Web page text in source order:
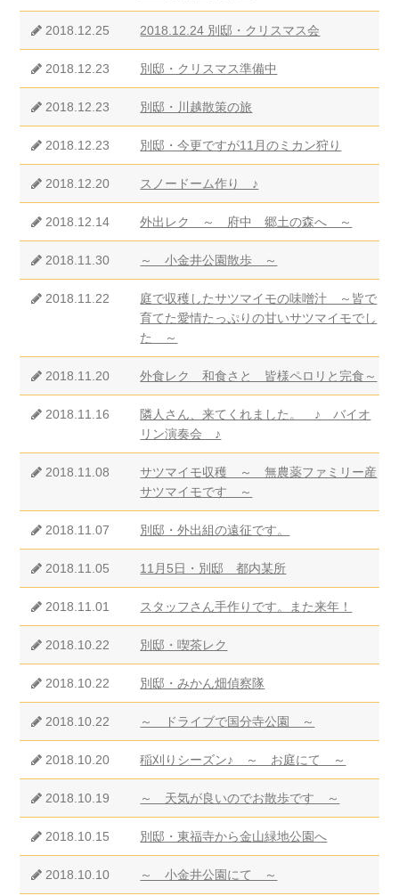
2018.12.25 2018.12.24 別邸・クリスマス会
2018.12.23 別邸・クリスマス準備中
2018.12.23 別邸・川越散策の旅
2018.12.23 別邸・今更ですが11月のミカン狩り
2018.12.20 スノードーム作り ♪
2018.12.14 外出レク ～ 府中 郷土の森へ ～
2018.11.30 ～ 小金井公園散歩 ～
2018.11.22
庭で収穫したサツマイモの味噌汁 ～皆で
育てた愛情たっぷりの甘いサツマイモでし
た ～
2018.11.20 外食レク 和食さと 皆様ペロリと完食～
2018.11.16
隣人さん、来てくれました。 ♪ バイオ
リン演奏会 ♪
2018.11.08
サツマイモ収穫 ～ 無農薬ファミリー産
サツマイモです ～
2018.11.07 別邸・外出組の遠征です。
2018.11.05 11月5日・別邸 都内某所
2018.11.01 スタッフさん手作りです。また来年！
2018.10.22 別邸・喫茶レク
2018.10.22 別邸・みかん畑偵察隊
2018.10.22 ～ ドライブで国分寺公園 ～
2018.10.20 稲刈りシーズン♪ ～ お庭にて ～
2018.10.19 ～ 天気が良いのでお散歩です ～
2018.10.15 別邸・東福寺から金山緑地公園へ
2018.10.10 ～ 小金井公園にて ～